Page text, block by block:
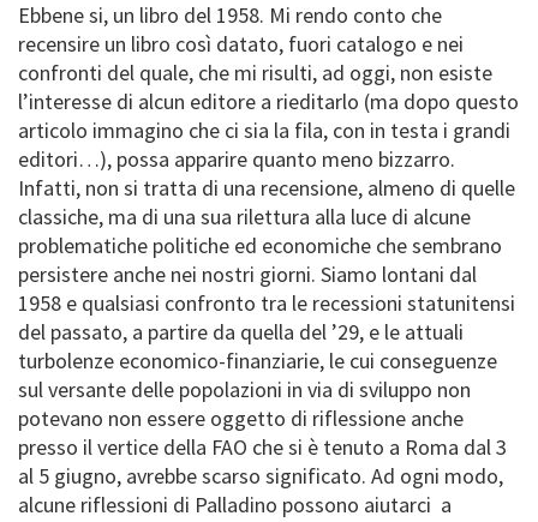
Ebbene si, un libro del 1958. Mi rendo conto che
recensire un libro così datato, fuori catalogo e nei
confronti del quale, che mi risulti, ad oggi, non esiste
l’interesse di alcun editore a rieditarlo (ma dopo questo
articolo immagino che ci sia la fila, con in testa i grandi
editori…), possa apparire quanto meno bizzarro.
Infatti, non si tratta di una recensione, almeno di quelle
classiche, ma di una sua rilettura alla luce di alcune
problematiche politiche ed economiche che sembrano
persistere anche nei nostri giorni. Siamo lontani dal
1958 e qualsiasi confronto tra le recessioni statunitensi
del passato, a partire da quella del ’29, e le attuali
turbolenze economico-finanziarie, le cui conseguenze
sul versante delle popolazioni in via di sviluppo non
potevano non essere oggetto di riflessione anche
presso il vertice della FAO che si è tenuto a Roma dal 3
al 5 giugno, avrebbe scarso significato. Ad ogni modo,
alcune riflessioni di Palladino possono aiutarci a